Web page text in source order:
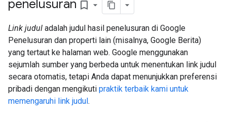
penelusuran bookmark_border
Link judul adalah judul hasil penelusuran di Google
Penelusuran dan properti lain (misalnya, Google Berita)
yang tertaut ke halaman web. Google menggunakan
sejumlah sumber yang berbeda untuk menentukan link judul
secara otomatis, tetapi Anda dapat menunjukkan preferensi
pribadi dengan mengikuti praktik terbaik kami untuk
memengaruhi link judul.